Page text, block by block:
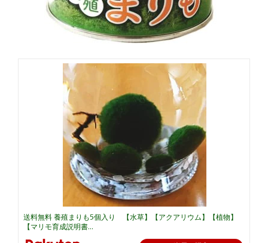
送料無料 養殖まりも5個入り 【水草】【アクアリウム】【植物】
【マリモ育成説明書...